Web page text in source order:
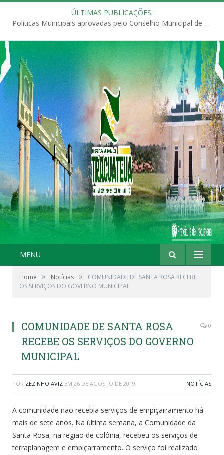
ÚLTIMAS PUBLICAÇÕES:
Políticas Municipais aprovadas pelo Conselho Municipal de Educação (CME)
MENU
Home » Notícias »
COMUNIDADE DE SANTA ROSA RECEBE
OS SERVIÇOS DO GOVERNO MUNICIPAL
COMUNIDADE DE SANTA ROSA
RECEBE OS SERVIÇOS DO GOVERNO
MUNICIPAL
0
POR ZEZINHO AVIZ EM 26 DE AGOSTO DE 2019 NOTÍCIAS
A comunidade não recebia serviços de empiçarramento há
mais de sete anos. Na última semana, a Comunidade da
Santa Rosa, na região de colônia, recebeu os serviços de
terraplanagem e empiçarramento. O serviço foi realizado